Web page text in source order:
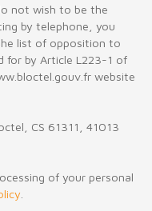
not wish to be the
by telephone, you
list of opposition to
for by Article L223-1 of
website
CS 61311, 41013
of your personal